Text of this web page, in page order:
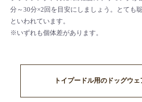
分～30分×2回を目安にしましょう。とても
といわれています。
※いずれも個体差があります。
トイプードル用のドッグウ